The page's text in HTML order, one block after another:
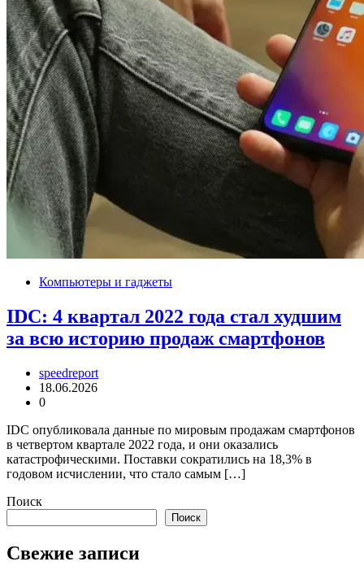
Компьютеры и гаджеты
IDC: 4 квартал 2022 года стал худшим
за всю историю продаж смартфонов
speedreport
18.06.2026
0
IDC опубликовала данные по мировым продажам смартфонов
в четвертом квартале 2022 года, и они оказались
катастрофическими. Поставки сократились на 18,3% в
годовом исчислении, что стало самым […]
Поиск
Поиск
Свежие записи